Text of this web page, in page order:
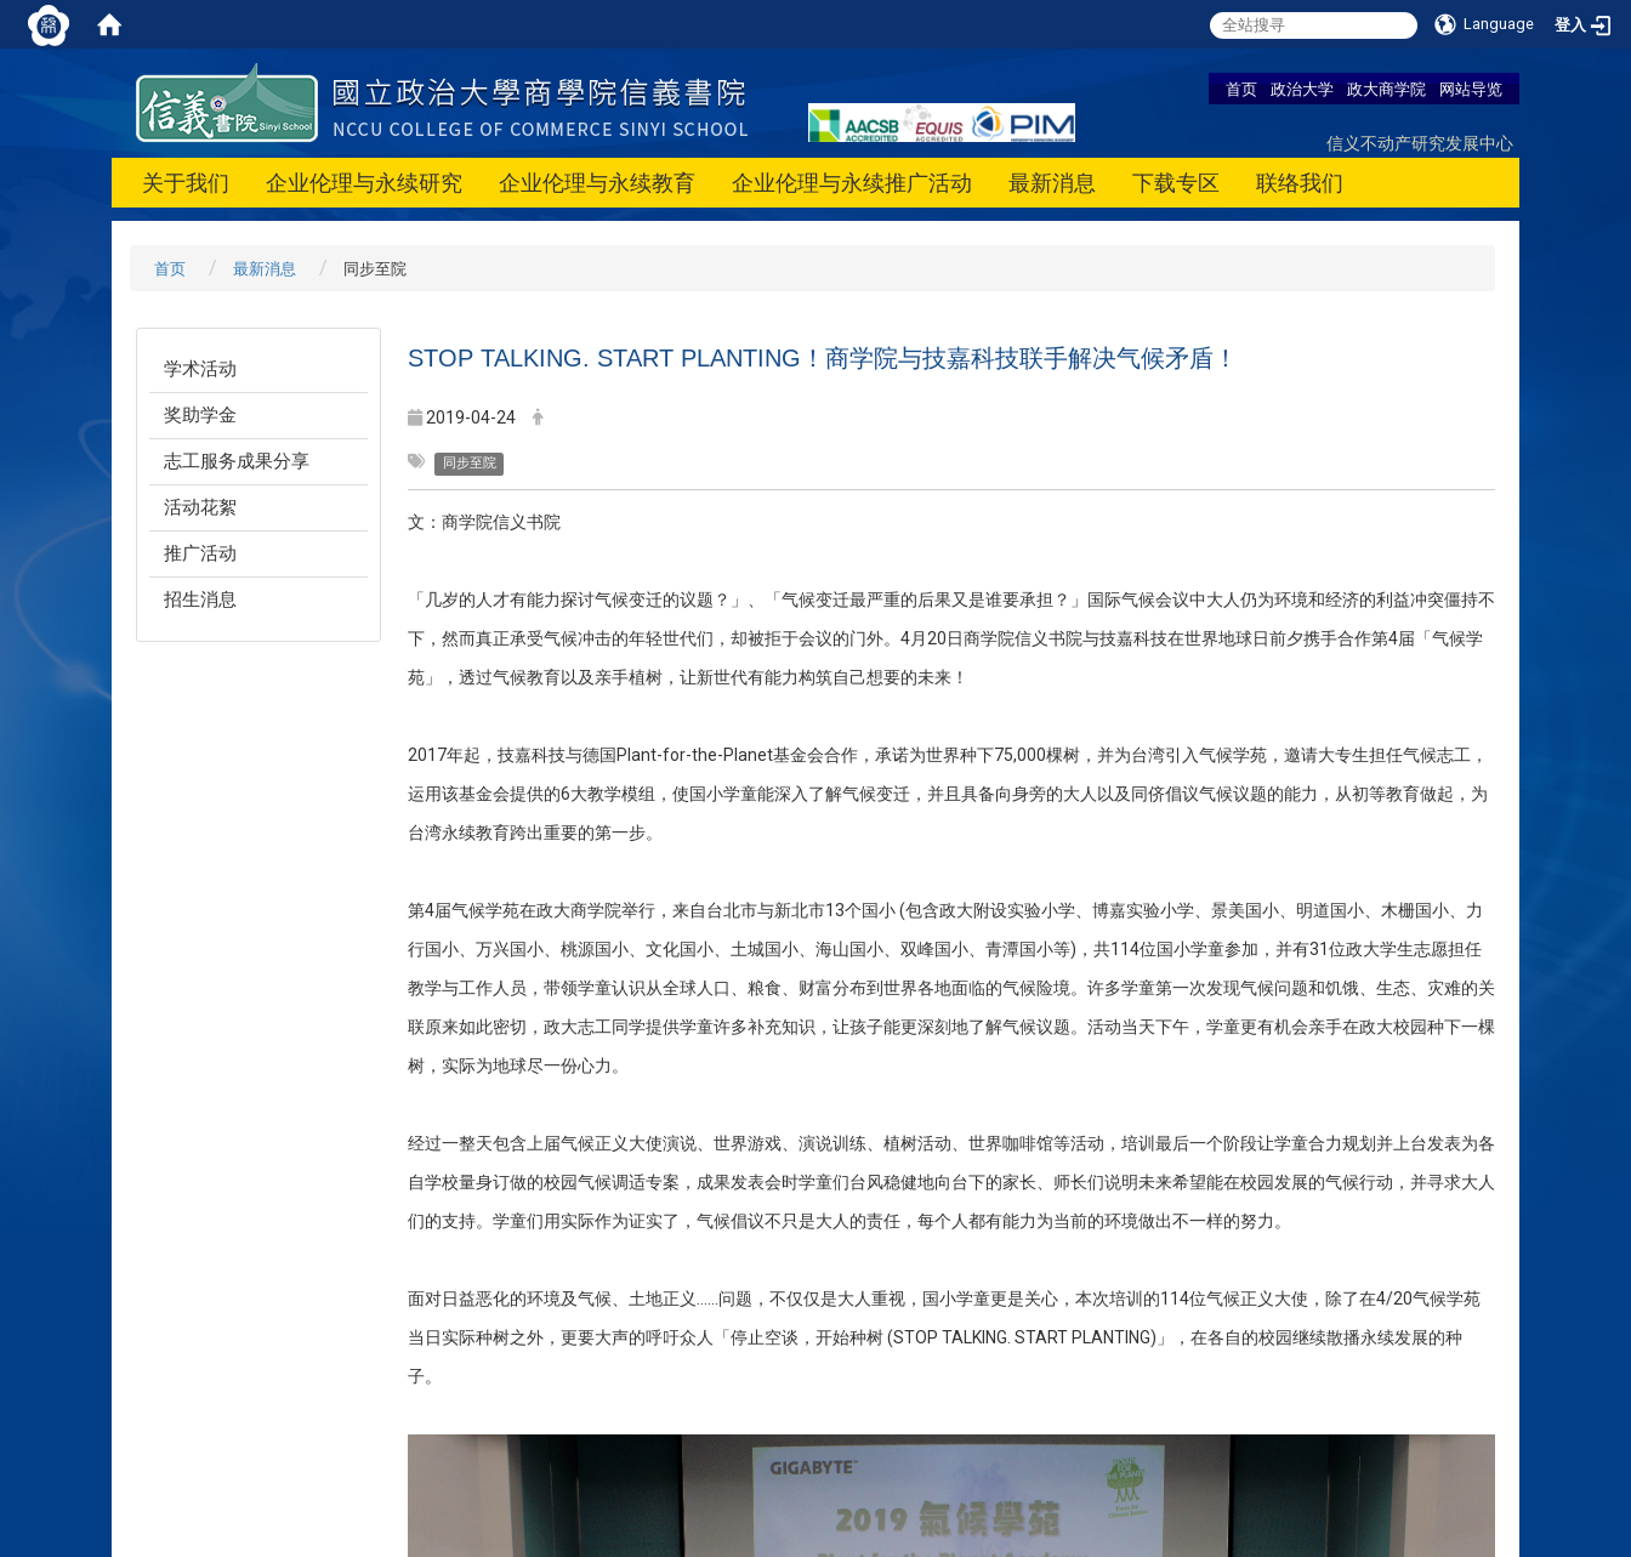
Language 登入
首页 政治大学 政大商学院 网站导览
信义不动产研究发展中心
关于我们 企业伦理与永续研究 企业伦理与永续教育 企业伦理与永续推广活动 最新消息 下载专区 联络我们
首页 最新消息 同步至院
学术活动
奖助学金
志工服务成果分享
活动花絮
推广活动
招生消息
STOP TALKING. START PLANTING！商学院与技嘉科技联手解决气候矛盾！
2019-04-24
同步至院
文：商学院信义书院
「几岁的人才有能力探讨气候变迁的议题？」、「气候变迁最严重的后果又是谁要承担？」国际气候会议中大人仍为环境和经济的利益冲突僵持不
下，然而真正承受气候冲击的年轻世代们，却被拒于会议的门外。4月20日商学院信义书院与技嘉科技在世界地球日前夕携手合作第4届「气候学
苑」，透过气候教育以及亲手植树，让新世代有能力构筑自己想要的未来！
2017年起，技嘉科技与德国Plant-for-the-Planet基金会合作，承诺为世界种下75,000棵树，并为台湾引入气候学苑，邀请大专生担任气候志工，
运用该基金会提供的6大教学模组，使国小学童能深入了解气候变迁，并且具备向身旁的大人以及同侪倡议气候议题的能力，从初等教育做起，为
台湾永续教育跨出重要的第一步。
第4届气候学苑在政大商学院举行，来自台北市与新北市13个国小 (包含政大附设实验小学、博嘉实验小学、景美国小、明道国小、木栅国小、力
行国小、万兴国小、桃源国小、文化国小、土城国小、海山国小、双峰国小、青潭国小等)，共114位国小学童参加，并有31位政大学生志愿担任
教学与工作人员，带领学童认识从全球人口、粮食、财富分布到世界各地面临的气候险境。许多学童第一次发现气候问题和饥饿、生态、灾难的关
联原来如此密切，政大志工同学提供学童许多补充知识，让孩子能更深刻地了解气候议题。活动当天下午，学童更有机会亲手在政大校园种下一棵
树，实际为地球尽一份心力。
经过一整天包含上届气候正义大使演说、世界游戏、演说训练、植树活动、世界咖啡馆等活动，培训最后一个阶段让学童合力规划并上台发表为各
自学校量身订做的校园气候调适专案，成果发表会时学童们台风稳健地向台下的家长、师长们说明未来希望能在校园发展的气候行动，并寻求大人
们的支持。学童们用实际作为证实了，气候倡议不只是大人的责任，每个人都有能力为当前的环境做出不一样的努力。
面对日益恶化的环境及气候、土地正义……问题，不仅仅是大人重视，国小学童更是关心，本次培训的114位气候正义大使，除了在4/20气候学苑
当日实际种树之外，更要大声的呼吁众人「停止空谈，开始种树 (STOP TALKING. START PLANTING)」，在各自的校园继续散播永续发展的种
子。